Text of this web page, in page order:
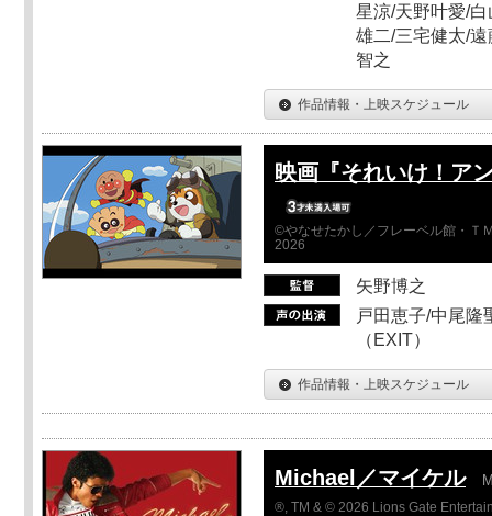
星涼/天野叶愛/
雄二/三宅健太/
智之
作品情報・上映スケジュール
映画『それいけ！ア
©やなせたかし／フレーベル館・Ｔ
2026
矢野博之
戸田恵子/中尾隆
（EXIT）
作品情報・上映スケジュール
Michael／マイケル
®, TM & © 2026 Lions Gate